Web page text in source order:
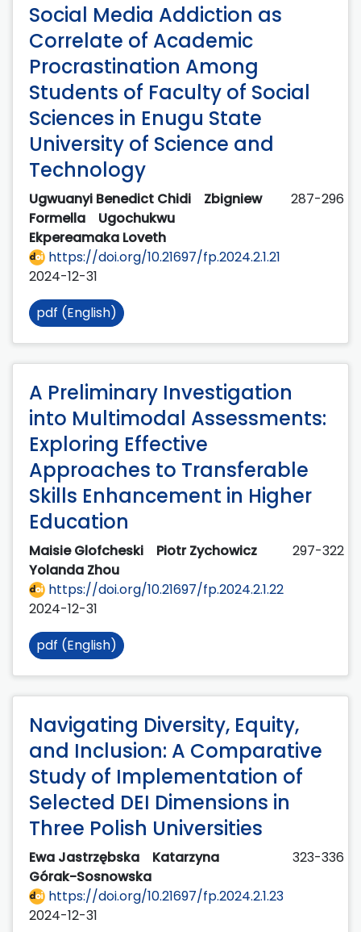
Social Media Addiction as
Correlate of Academic
Procrastination Among
Students of Faculty of Social
Sciences in Enugu State
University of Science and
Technology
Ugwuanyi Benedict Chidi
Zbigniew
Formella
Ugochukwu
Ekpereamaka Loveth
287-296
https://doi.org/10.21697/fp.2024.2.1.21
2024-12-31
pdf (English)
A Preliminary Investigation
into Multimodal Assessments:
Exploring Effective
Approaches to Transferable
Skills Enhancement in Higher
Education
Maisie Glofcheski
Piotr Zychowicz
Yolanda Zhou
297-322
https://doi.org/10.21697/fp.2024.2.1.22
2024-12-31
pdf (English)
Navigating Diversity, Equity,
and Inclusion: A Comparative
Study of Implementation of
Selected DEI Dimensions in
Three Polish Universities
Ewa Jastrzębska
Katarzyna
Górak-Sosnowska
323-336
https://doi.org/10.21697/fp.2024.2.1.23
2024-12-31